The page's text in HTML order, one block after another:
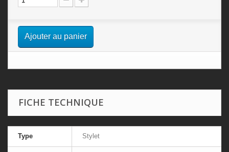
Ajouter au panier
FICHE TECHNIQUE
Type Stylet